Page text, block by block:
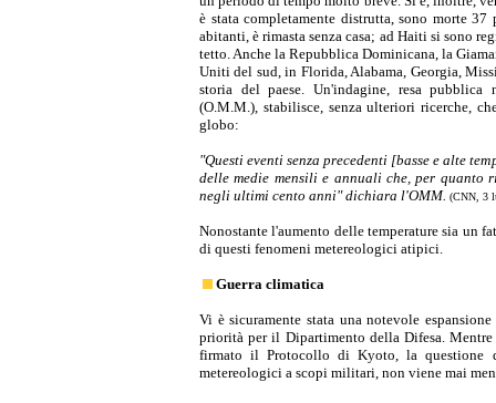
è stata completamente distrutta, sono morte
abitanti, è rimasta senza casa; ad Haiti si sono
tetto. Anche la Repubblica Dominicana, la
Uniti del sud, in Florida, Alabama, Georgia,
storia del paese. Un'indagine, resa
(O.M.M.), stabilisce, senza ulteriori ricerche,
globo:
"Questi eventi senza precedenti [basse e alte
delle medie mensili e annuali che, per quanto
negli ultimi cento anni" dichiara l'OMM. (CNN, 3
Nonostante l'aumento delle temperature sia un
di questi fenomeni metereologici atipici.
Guerra climatica
Vi è sicuramente stata una notevole
priorità per il Dipartimento della Difesa.
firmato il Protocollo di Kyoto, la questione
metereologici a scopi militari, non viene mai